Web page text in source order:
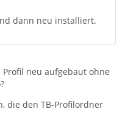
dann neu installiert.
neu aufgebaut ohne
die den TB-Profilordner